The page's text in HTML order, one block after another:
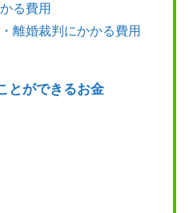
る費用
離婚裁判にかかる費用
とができるお金